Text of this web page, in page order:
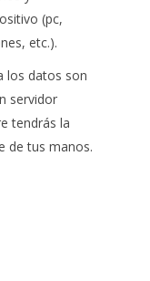
(pc,
etc.).
los datos son
servidor
tendrás la
de tus manos.